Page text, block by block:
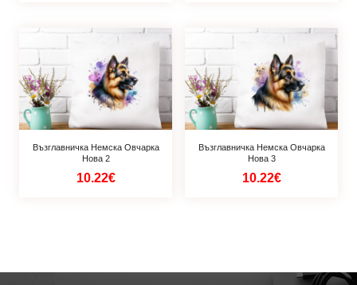
Възглавничка Немска Овчарка
Нова 2
10.22€
Възглавничка Немска Овчарка
Нова 3
10.22€